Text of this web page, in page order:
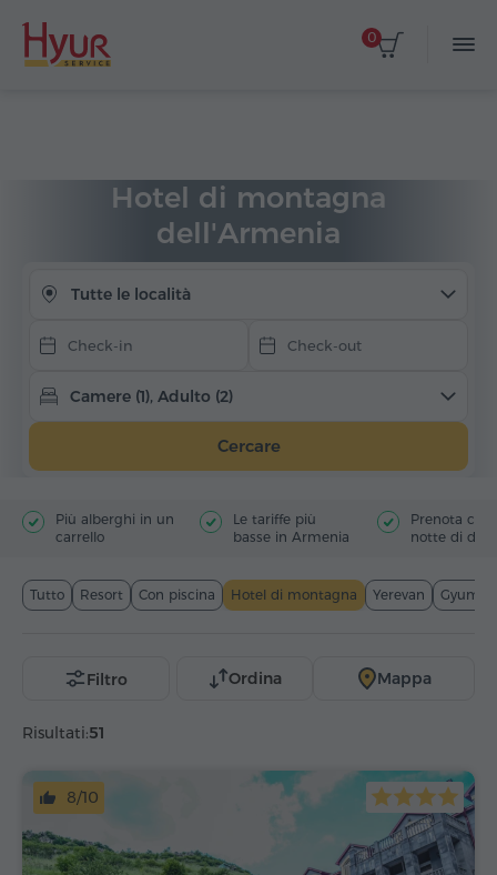
0
Hotel di montagna
dell'Armenia
Tutte le località
Camere (1), Adulto (2)
Cercare
Più alberghi in un
carrello
Le tariffe più
basse in Armenia
Prenota con
notte di
Tutto Resort Con piscina Hotel di montagna Yerevan Gyumri
Risultati:51
Filtro Ordina Mappa
8/10